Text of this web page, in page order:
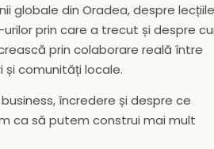
globale din Oradea, despre lecțiile
prin care a trecut și despre
prin colaborare reală între
comunități locale.
încredere și despre ce
ca să putem construi mai mult